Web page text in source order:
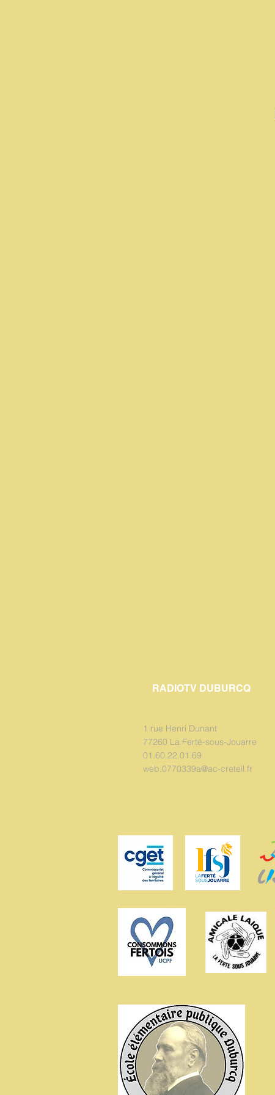
RADIOTV DUBURCQ
1 rue Henri Dunant
77260 La Ferté-sous-Jouarre
01.60.22.01.69
web.0770339a@ac-creteil.fr